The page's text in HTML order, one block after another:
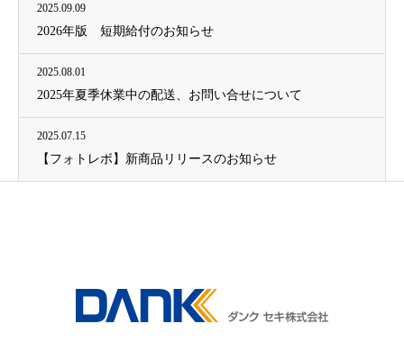
2025.09.09
2026年版 短期給付のお知らせ
2025.08.01
2025年夏季休業中の配送、お問い合せについて
2025.07.15
【フォトレボ】新商品リリースのお知らせ